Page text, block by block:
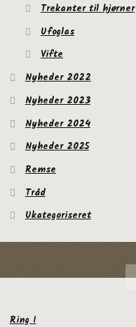
Trekanter til hjørner
Ufoglas
Vifte
Nyheder 2022
Nyheder 2023
Nyheder 2024
Nyheder 2025
Remse
Tråd
Ukategoriseret
Ring I